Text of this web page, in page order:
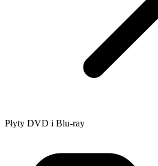
Płyty DVD i Blu-ray